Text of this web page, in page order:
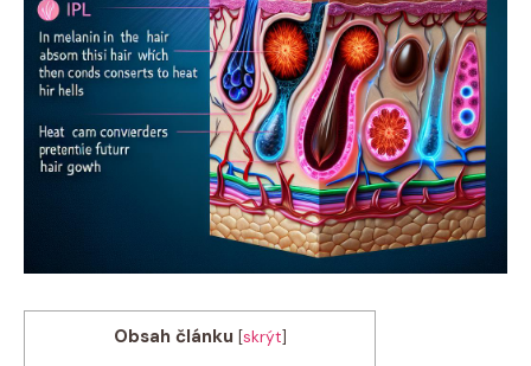
Obsah článku [skrýt]